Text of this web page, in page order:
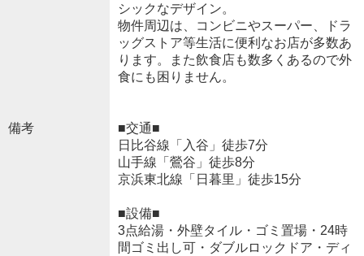
備考
シックなデザイン。
物件周辺は、コンビニやスーパー、ドラ
ッグストア等生活に便利なお店が多数あ
ります。また飲食店も数多くあるので外
食にも困りません。
■交通■
日比谷線「入谷」徒歩7分
山手線「鶯谷」徒歩8分
京浜東北線「日暮里」徒歩15分
■設備■
3点給湯・外壁タイル・ゴミ置場・24時
間ゴミ出し可・ダブルロックドア・ディ